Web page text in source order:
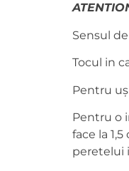
Sensul
Tocul in
Pentru
Pentru o
face la
peretelui